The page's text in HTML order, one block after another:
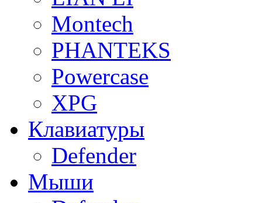
Montech
PHANTEKS
Powercase
XPG
Клавиатуры
Defender
Мыши